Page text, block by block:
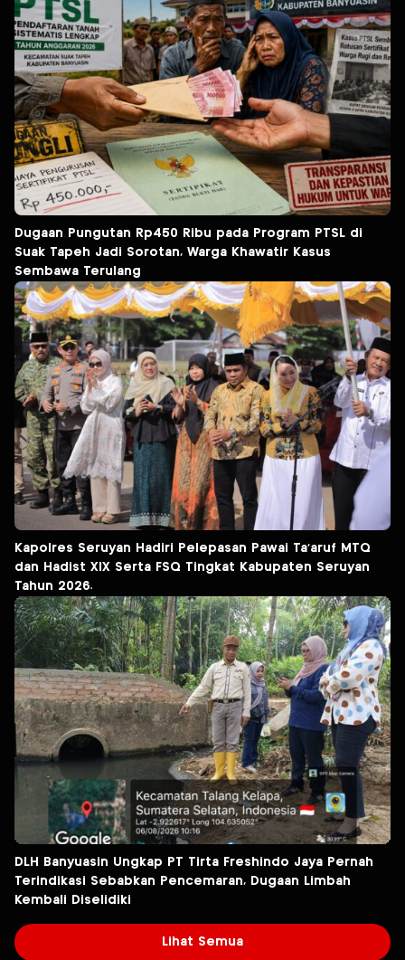
Dugaan Pungutan Rp450 Ribu pada Program PTSL di
Suak Tapeh Jadi Sorotan, Warga Khawatir Kasus
Sembawa Terulang
Kapolres Seruyan Hadiri Pelepasan Pawai Ta’aruf MTQ
dan Hadist XlX Serta FSQ Tingkat Kabupaten Seruyan
Tahun 2026.
DLH Banyuasin Ungkap PT Tirta Freshindo Jaya Pernah
Terindikasi Sebabkan Pencemaran, Dugaan Limbah
Kembali Diselidiki
Lihat Semua